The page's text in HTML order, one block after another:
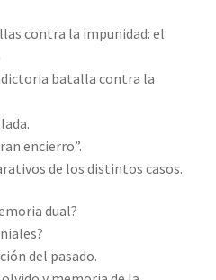
contra la impunidad: el
batalla contra la
encierro”.
de los distintos casos.
dual?
del pasado.